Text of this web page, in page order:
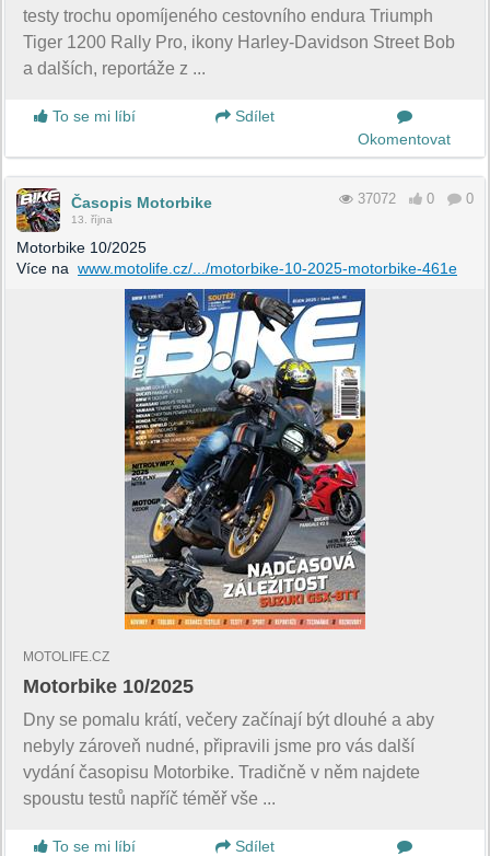
testy trochu opomíjeného cestovního endura Triumph
Tiger 1200 Rally Pro, ikony Harley-Davidson Street Bob
a dalších, reportáže z ...
To se mi líbí
Sdílet
Okomentovat
Časopis Motorbike
13. října
37072 0 0
Motorbike 10/2025
Více na www.motolife.cz/.../motorbike-10-2025-motorbike-461e
MOTOLIFE.CZ
Motorbike 10/2025
Dny se pomalu krátí, večery začínají být dlouhé a aby
nebyly zároveň nudné, připravili jsme pro vás další
vydání časopisu Motorbike. Tradičně v něm najdete
spoustu testů napříč téměř vše ...
To se mi líbí
Sdílet